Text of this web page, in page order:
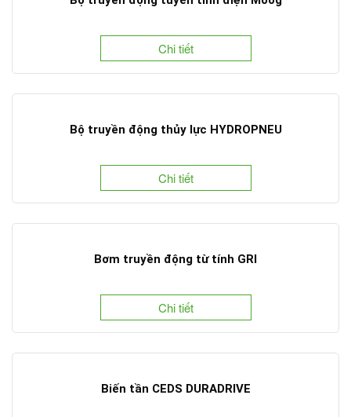
Chi tiết
Bộ truyền động thủy lực HYDROPNEU
Chi tiết
Bơm truyền động từ tính GRI
Chi tiết
Biến tần CEDS DURADRIVE